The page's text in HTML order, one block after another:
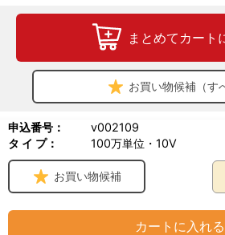
まとめてカート
お買い物候補（す
申込番号：
v002109
タ イ プ：
100万単位・10V
お買い物候補
カートに入れる